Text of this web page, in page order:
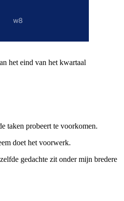
het eind van het kwartaal
taken probeert te voorkomen.
doet het voorwerk.
gedachte zit onder mijn bredere